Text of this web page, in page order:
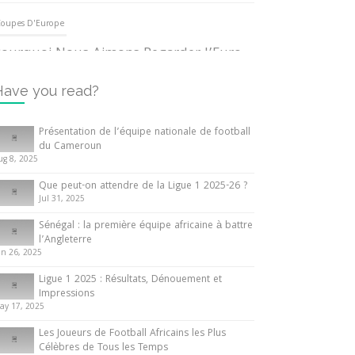
D'Europe
Nous Aimons Regarder l’Euro
June 2024
Internationales
ce que vous devez savoir sur la
d’Afrique des Nations
10 May 2024
Internationales
de l’équipe nationale de
football du Cameroun
2025
you read?
Présentation de l’équipe nationale de football
du Cameroun
8, 2025
Que peut-on attendre de la Ligue 1 2025-26 ?
Jul 31, 2025
Sénégal : la première équipe africaine à battre
l’Angleterre
26, 2025
Ligue 1 2025 : Résultats, Dénouement et
Impressions
17, 2025
Les Joueurs de Football Africains les Plus
Célèbres de Tous les Temps